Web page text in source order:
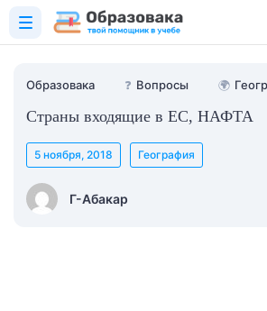
Образовака ❓ Вопросы 🌍
Страны входящие в ЕС, НАФТА
Г-Абакар
5 ноября, 2018 География